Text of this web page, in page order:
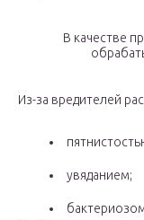
В качестве
Из-за вредителей
увяданием;